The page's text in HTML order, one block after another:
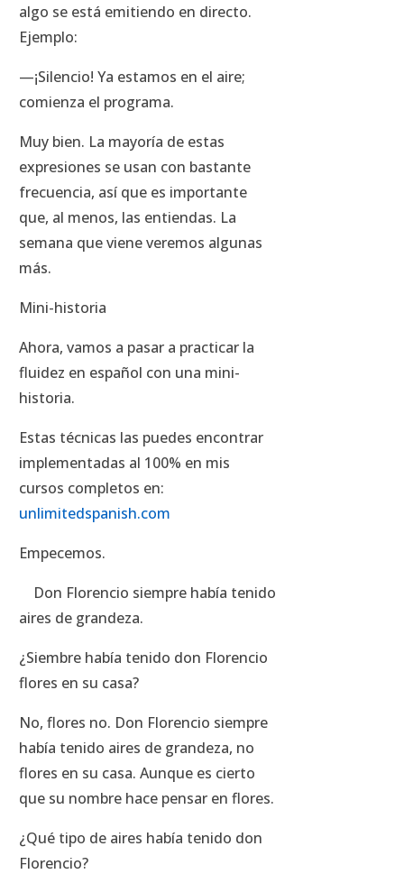
algo se está emitiendo en directo.
Ejemplo:
—¡Silencio! Ya estamos en el aire;
comienza el programa.
Muy bien. La mayoría de estas
expresiones se usan con bastante
frecuencia, así que es importante
que, al menos, las entiendas. La
semana que viene veremos algunas
más.
Mini-historia
Ahora, vamos a pasar a practicar la
fluidez en español con una mini-
historia.
Estas técnicas las puedes encontrar
implementadas al 100% en mis
cursos completos en:
unlimitedspanish.com
Empecemos.
Don Florencio siempre había tenido
aires de grandeza.
¿Siembre había tenido don Florencio
flores en su casa?
No, flores no. Don Florencio siempre
había tenido aires de grandeza, no
flores en su casa. Aunque es cierto
que su nombre hace pensar en flores.
¿Qué tipo de aires había tenido don
Florencio?